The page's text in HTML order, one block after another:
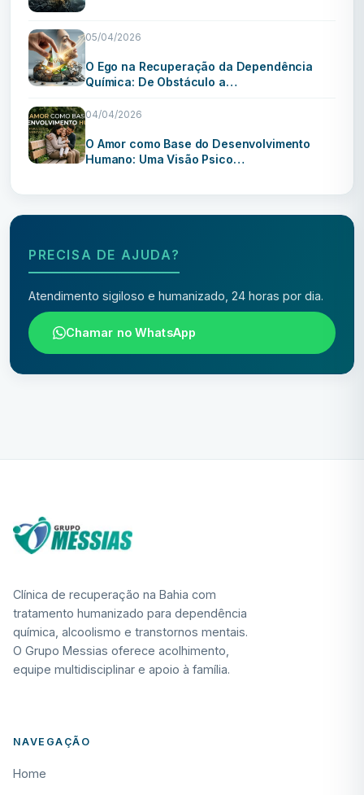
05/04/2026
O Ego na Recuperação da Dependência
Química: De Obstáculo a…
04/04/2026
O Amor como Base do Desenvolvimento
Humano: Uma Visão Psico…
PRECISA DE AJUDA?
Atendimento sigiloso e humanizado, 24 horas por dia.
Chamar no WhatsApp
Clínica de recuperação na Bahia com
tratamento humanizado para dependência
química, alcoolismo e transtornos mentais.
O Grupo Messias oferece acolhimento,
equipe multidisciplinar e apoio à família.
NAVEGAÇÃO
Home